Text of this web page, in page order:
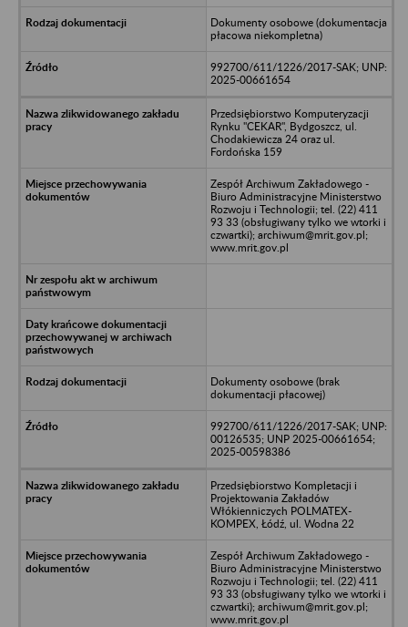
Dokumenty osobowe (dokumentacja
płacowa niekompletna)
992700/611/1226/2017-SAK; UNP:
2025-00661654
Przedsiębiorstwo Komputeryzacji
Rynku "CEKAR", Bydgoszcz, ul.
Chodakiewicza 24 oraz ul.
Fordońska 159
Zespół Archiwum Zakładowego -
Biuro Administracyjne Ministerstwo
Rozwoju i Technologii; tel. (22) 411
93 33 (obsługiwany tylko we wtorki i
czwartki); archiwum@mrit.gov.pl;
www.mrit.gov.pl
Dokumenty osobowe (brak
dokumentacji płacowej)
992700/611/1226/2017-SAK; UNP:
00126535; UNP 2025-00661654;
2025-00598386
Przedsiębiorstwo Kompletacji i
Projektowania Zakładów
Włókienniczych POLMATEX-
KOMPEX, Łódź, ul. Wodna 22
Zespół Archiwum Zakładowego -
Biuro Administracyjne Ministerstwo
Rozwoju i Technologii; tel. (22) 411
93 33 (obsługiwany tylko we wtorki i
czwartki); archiwum@mrit.gov.pl;
www.mrit.gov.pl